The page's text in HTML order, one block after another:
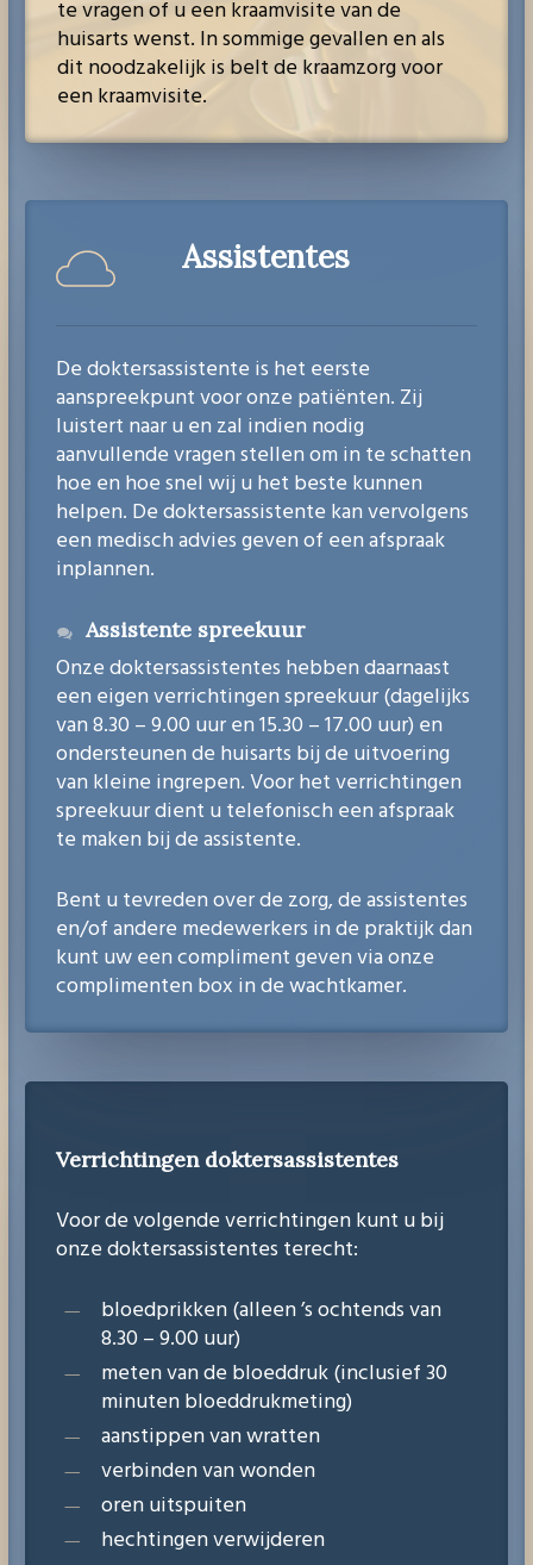
te vragen of u een kraamvisite van de
huisarts wenst. In sommige gevallen en als
dit noodzakelijk is belt de kraamzorg voor
een kraamvisite.
Assistentes
De doktersassistente is het eerste
aanspreekpunt voor onze patiënten. Zij
luistert naar u en zal indien nodig
aanvullende vragen stellen om in te schatten
hoe en hoe snel wij u het beste kunnen
helpen. De doktersassistente kan vervolgens
een medisch advies geven of een afspraak
inplannen.
Assistente spreekuur
Onze doktersassistentes hebben daarnaast
een eigen verrichtingen spreekuur (dagelijks
van 8.30 – 9.00 uur en 15.30 – 17.00 uur) en
ondersteunen de huisarts bij de uitvoering
van kleine ingrepen. Voor het verrichtingen
spreekuur dient u telefonisch een afspraak
te maken bij de assistente.
Bent u tevreden over de zorg, de assistentes
en/of andere medewerkers in de praktijk dan
kunt uw een compliment geven via onze
complimenten box in de wachtkamer.
Verrichtingen doktersassistentes
Voor de volgende verrichtingen kunt u bij
onze doktersassistentes terecht:
bloedprikken (alleen ’s ochtends van
8.30 – 9.00 uur)
meten van de bloeddruk (inclusief 30
minuten bloeddrukmeting)
aanstippen van wratten
verbinden van wonden
oren uitspuiten
hechtingen verwijderen